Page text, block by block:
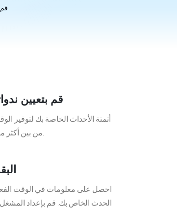
قم بتعيين
أتمتة الأحداث الخاصة بك لتوفير
من بين أكثر من 1500 تطبيق ويب لدمجها في نظامنا الأساسي.
احصل على معلومات في الوقت
الحدث الخاص بك. قم بإعداد المشغل